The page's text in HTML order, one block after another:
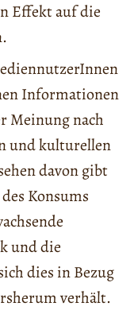
Effekt auf die
Informationen
Meinung nach
und kulturellen
davon gibt
Konsums
und die
dies in Bezug
verhält.